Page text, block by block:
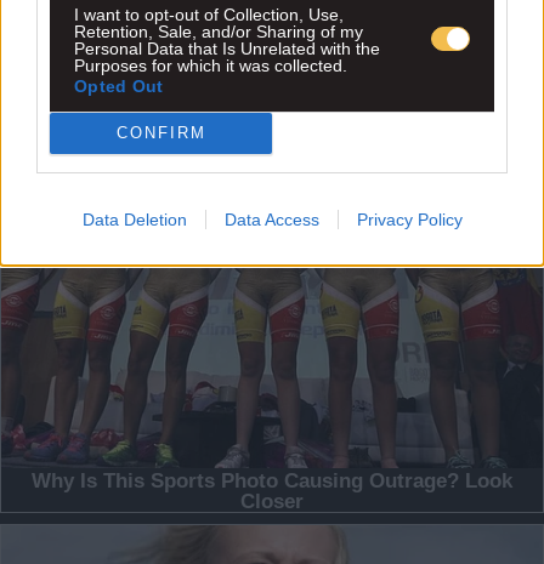
I want to opt-out of Collection, Use,
Retention, Sale, and/or Sharing of my
Personal Data that Is Unrelated with the
Purposes for which it was collected.
Opted Out
CONFIRM
Data Deletion Data Access Privacy Policy